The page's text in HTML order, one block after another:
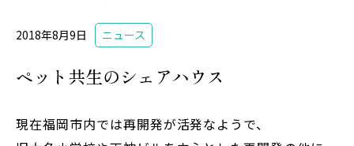
2018年8月9日 ニュース
ペット共生のシェアハウス
現在福岡市内では再開発が活発なようで、